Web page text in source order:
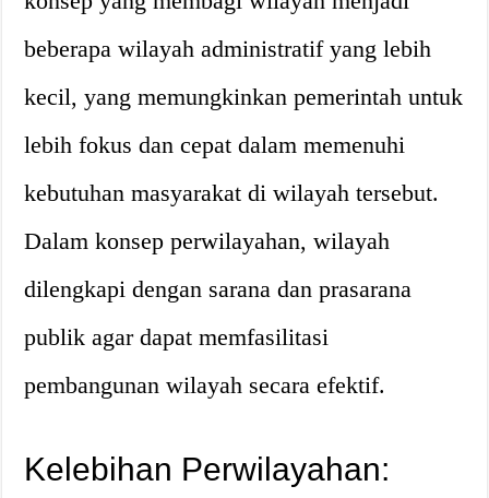
beberapa wilayah administratif yang lebih
kecil, yang memungkinkan pemerintah untuk
lebih fokus dan cepat dalam memenuhi
kebutuhan masyarakat di wilayah tersebut.
Dalam konsep perwilayahan, wilayah
dilengkapi dengan sarana dan prasarana
publik agar dapat memfasilitasi
pembangunan wilayah secara efektif.
Kelebihan Perwilayahan: